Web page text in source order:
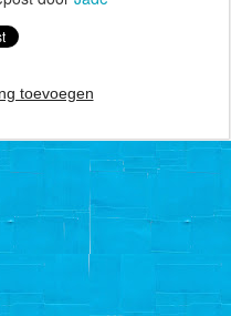
toevoegen